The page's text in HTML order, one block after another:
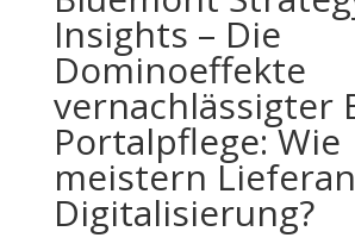
Insights – Die
Dominoeffekte
vernachlässigter
Portalpflege: Wie
meistern
Digitalisierung?